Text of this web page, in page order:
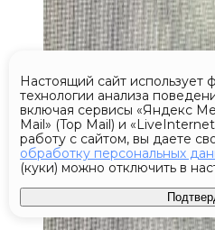
Настоящий сайт использует
технологии анализа
включая сервисы «Яндекс
Mail» (Top Mail) и
работу с сайтом, вы даете
обработку персональных
(куки) можно отключить в